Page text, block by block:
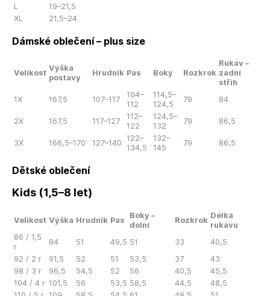
L
19–21,5
XL
21,5–24
Dámské oblečení – plus size
Velikost
Výška
postavy
Hrudník Pas Boky Rozkrok
Rukáv –
zadní
střih
1X
167,5 107–117
104–
112
114,5–
124,5
79 84
2X 167,5 117–127
112–
122
124,5–
132
79 86,5
3X 166,5–170 127–140
122–
134,5
132–
145
79 86,5
Dětské oblečení
Kids (1,5–8 let)
Velikost Výška Hrudník Pas
Boky –
dolní
Rozkrok
Délka
rukávu
86 / 1,5
r
84 51 49,5 51 33
40,5
92 / 2 r
91,5 52 51 53,5 37
43
98 / 3 r
96,5 54,5 52 56 40,5
45,5
104 / 4 r 101,5 56 53,5 58,5 44,5
48,5